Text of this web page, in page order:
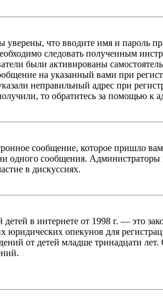
уверены, что вводите имя и пароль
следовать полученным
были активированы
на указанный вами при
неправильный адрес при
то обратитесь за помощью к
сообщение, которое пришло
сообщения. Администраторы
в дискуссиях.
в интернете от 1998 г. — это
опекунов для
от детей младше тринадцати